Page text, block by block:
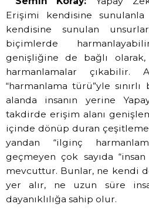
Erişimi kendisine sunulanla
kendisine sunulan
biçimlerde
genişliğine de bağlı
harmanlamalar çıkabilir.
“harmanlama türü”yle
alanda insanın yerine
takdirde erişim alanı
içinde dönüp duran
yandan “ilginç
geçmeyen çok sayıda
mevcuttur. Bunlar, ne kendi
yer alır, ne uzun süre
dayanıklılığa sahip olur.